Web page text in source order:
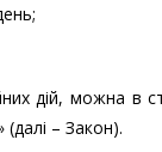
дій, можна в
– Закон).